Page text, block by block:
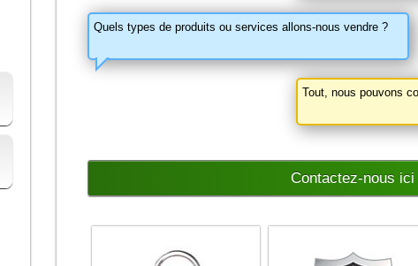
Quels types de produits ou services allons-nous vendre ?
Tout, nous pouvons
Contactez-nous ici